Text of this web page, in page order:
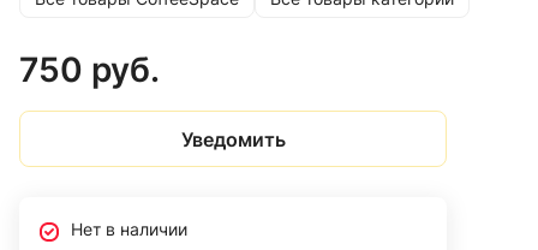
750 руб.
Уведомить
Нет в наличии